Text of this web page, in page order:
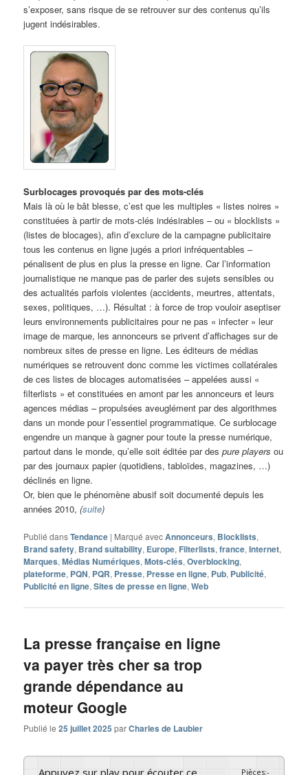
s’exposer, sans risque de se retrouver sur des contenus qu’ils
jugent indésirables.
Surblocages provoqués par des mots-clés
Mais là où le bât blesse, c’est que les multiples « listes noires »
constituées à partir de mots-clés indésirables – ou « blocklists »
(listes de blocages), afin d’exclure de la campagne publicitaire
tous les contenus en ligne jugés a priori infréquentables –
pénalisent de plus en plus la presse en ligne. Car l’information
journalistique ne manque pas de parler des sujets sensibles ou
des actualités parfois violentes (accidents, meurtres, attentats,
sexes, politiques, …). Résultat : à force de trop vouloir aseptiser
leurs environnements publicitaires pour ne pas « infecter » leur
image de marque, les annonceurs se privent d’affichages sur de
nombreux sites de presse en ligne. Les éditeurs de médias
numériques se retrouvent donc comme les victimes collatérales
de ces listes de blocages automatisées – appelées aussi «
filterlists » et constituées en amont par les annonceurs et leurs
agences médias – propulsées aveuglément par des algorithmes
dans un monde pour l’essentiel programmatique. Ce surblocage
engendre un manque à gagner pour toute la presse numérique,
partout dans le monde, qu’elle soit éditée par despure players ou
par des journaux papier (quotidiens, tabloïdes, magazines, …)
déclinés en ligne.
Or, bien que le phénomène abusif soit documenté depuis les
années 2010,(suite)
Publié dansTendance | Marqué avecAnnonceurs, Blocklists,
Brand safety, Brand suitability, Europe, Filterlists,france,Internet,
Marques,Médias Numériques,Mots-clés,Overblocking,
plateforme, PQN, PQR, Presse, Presse en ligne, Pub, Publicité,
Publicité en ligne,Sites de presse en ligne,Web
La presse française en ligne
va payer très cher sa trop
grande dépendance au
moteur Google
Publié le25 juillet 2025 parCharles de Laubier
Pièces:-